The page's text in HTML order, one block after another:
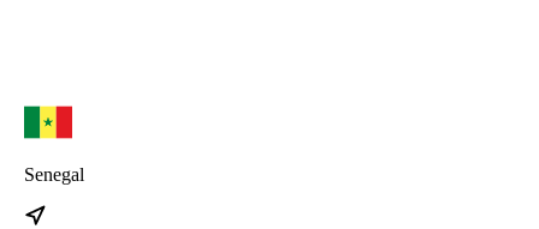
Senegal